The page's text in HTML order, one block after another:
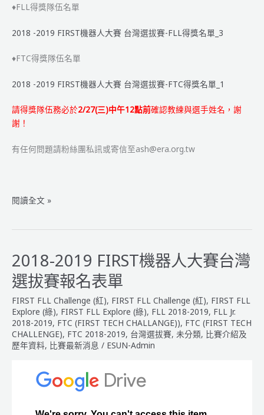
♦FLL得獎隊伍名單
2018 -2019 FIRST機器人大賽 台灣選拔賽-FLL得獎名單_3
♦FTC得獎隊伍名單
2018 -2019 FIRST機器人大賽 台灣選拔賽-FTC得獎名單_1
請得獎隊伍務必於2/27(三)中午12點前確認教練與選手姓名，謝
謝！
有任何問題請粉絲團私訊或寄信至ash@era.org.tw
2018
FIRST
器
人
大
台
灣
選
拔
閱讀全文 »
2018-2019 FIRST機器人大賽台灣
選拔賽報名表單
FIRST FLL Challenge (紅), FIRST FLL Challenge (紅), FIRST FLL
Explore (綠), FIRST FLL Explore (綠), FLL 2018-2019, FLL Jr.
2018-2019, FTC (FIRST TECH CHALLANGE)), FTC (FIRST TECH
CHALLENGE), FTC 2018-2019, 台灣選拔賽, 未分類, 比賽介紹及
歷年資料, 比賽最新消息 / ESUN-Admin